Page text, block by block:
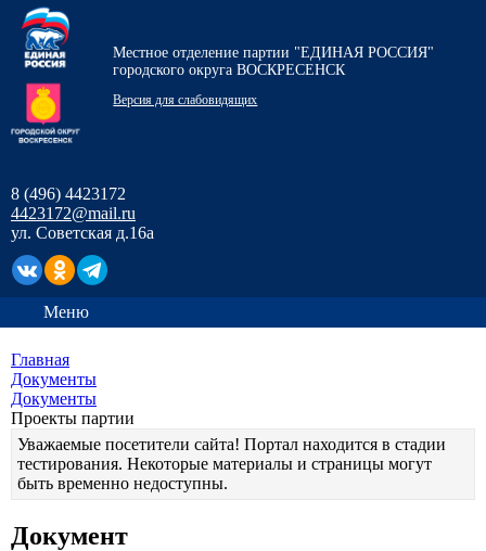
Местное отделение партии "ЕДИНАЯ РОССИЯ"
городского округа ВОСКРЕСЕНСК
Версия для слабовидящих
8 (496) 4423172
4423172@mail.ru
ул. Советская д.16а
Меню
Главная
Документы
Документы
Проекты партии
Уважаемые посетители сайта! Портал находится в стадии
тестирования. Некоторые материалы и страницы могут
быть временно недоступны.
Документ